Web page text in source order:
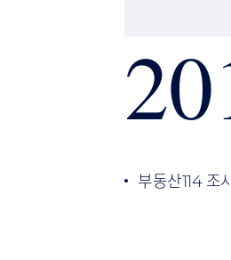
부동산114 조